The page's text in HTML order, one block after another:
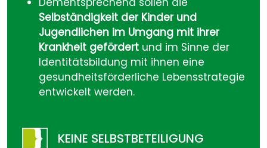
Selbständigkeit der Kinder und
Jugendlichen im Umgang mit ihrer
Krankheit gefördert und im Sinne der
Identitätsbildung mit ihnen eine
gesundheitsförderliche Lebensstrategie
entwickelt werden.
KEINE SELBSTBETEILIGUNG